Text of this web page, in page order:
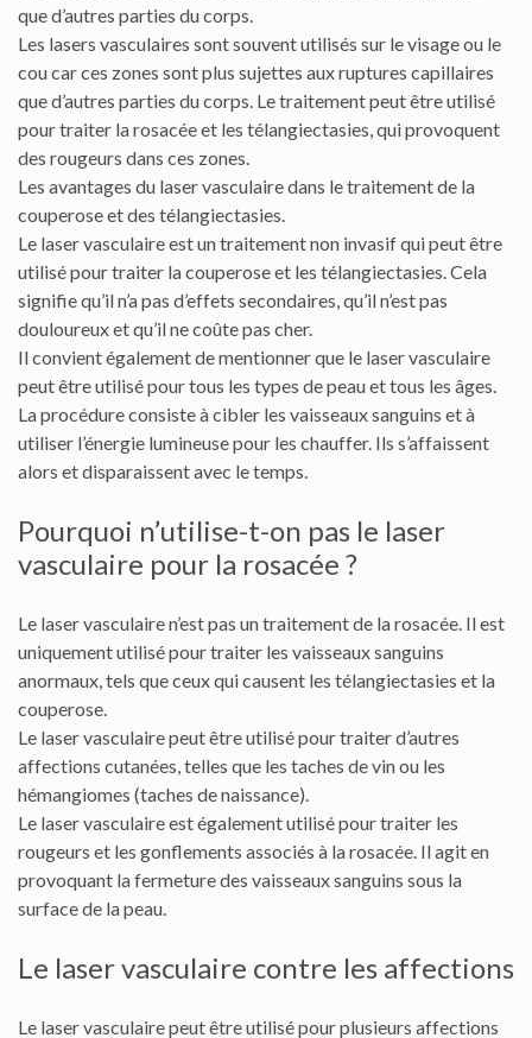
que d’autres parties du corps.
Les lasers vasculaires sont souvent utilisés sur le visage ou le
cou car ces zones sont plus sujettes aux ruptures capillaires
que d’autres parties du corps. Le traitement peut être utilisé
pour traiter la rosacée et les télangiectasies, qui provoquent
des rougeurs dans ces zones.
Les avantages du laser vasculaire dans le traitement de la
couperose et des télangiectasies.
Le laser vasculaire est un traitement non invasif qui peut être
utilisé pour traiter la couperose et les télangiectasies. Cela
signifie qu’il n’a pas d’effets secondaires, qu’il n’est pas
douloureux et qu’il ne coûte pas cher.
Il convient également de mentionner que le laser vasculaire
peut être utilisé pour tous les types de peau et tous les âges.
La procédure consiste à cibler les vaisseaux sanguins et à
utiliser l’énergie lumineuse pour les chauffer. Ils s’affaissent
alors et disparaissent avec le temps.
Pourquoi n’utilise-t-on pas le laser
vasculaire pour la rosacée ?
Le laser vasculaire n’est pas un traitement de la rosacée. Il est
uniquement utilisé pour traiter les vaisseaux sanguins
anormaux, tels que ceux qui causent les télangiectasies et la
couperose.
Le laser vasculaire peut être utilisé pour traiter d’autres
affections cutanées, telles que les taches de vin ou les
hémangiomes (taches de naissance).
Le laser vasculaire est également utilisé pour traiter les
rougeurs et les gonflements associés à la rosacée. Il agit en
provoquant la fermeture des vaisseaux sanguins sous la
surface de la peau.
Le laser vasculaire contre les affections
Le laser vasculaire peut être utilisé pour plusieurs affections